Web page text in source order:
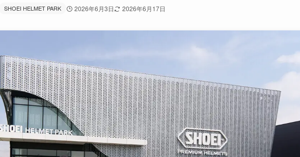
SHOEI HELMET PARK 2026年6月3日 2026年6月17日